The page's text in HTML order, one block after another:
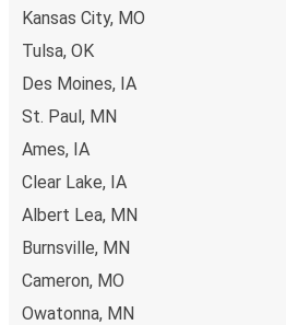
Kansas City, MO
Tulsa, OK
Des Moines, IA
St. Paul, MN
Ames, IA
Clear Lake, IA
Albert Lea, MN
Burnsville, MN
Cameron, MO
Owatonna, MN